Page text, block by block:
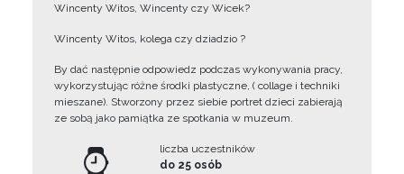
Wincenty Witos, Wincenty czy Wicek?
Wincenty Witos, kolega czy dziadzio ?
By dać następnie odpowiedz podczas wykonywania pracy,
wykorzystując różne środki plastyczne, ( collage i techniki
mieszane). Stworzony przez siebie portret dzieci zabierają
ze sobą jako pamiątka ze spotkania w muzeum.
liczba uczestników
do 25 osób